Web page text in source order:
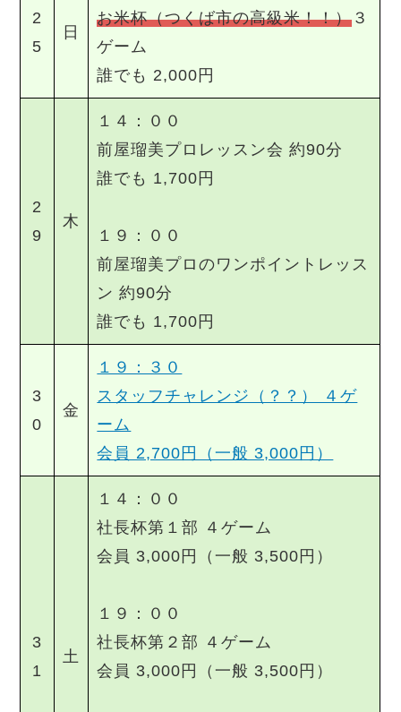
2
5
日
お米杯（つくば市の高級米！！） ３
ゲーム
誰でも 2,000円
2
9
木
１４：００
前屋瑠美プロレッスン会 約90分
誰でも 1,700円
１９：００
前屋瑠美プロのワンポイントレッス
ン 約90分
誰でも 1,700円
3
0
金
１９：３０
スタッフチャレンジ（？？） ４ゲ
ーム
会員 2,700円（一般 3,000円）
3
1
土
１４：００
社長杯第１部 ４ゲーム
会員 3,000円（一般 3,500円）
１９：００
社長杯第２部 ４ゲーム
会員 3,000円（一般 3,500円）